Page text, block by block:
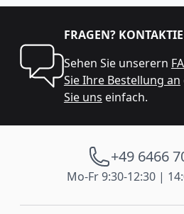
FRAGEN?
Sehen Sie unserern
Sie Ihre Bestellung an
Sie uns einfach.
+49 6466
Mo-Fr 9:30-12:30 |